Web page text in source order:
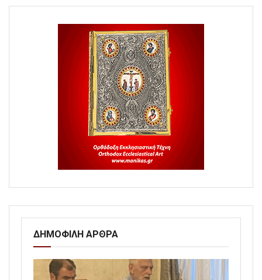
ΔΗΜΟΦΙΛΗ ΑΡΘΡΑ